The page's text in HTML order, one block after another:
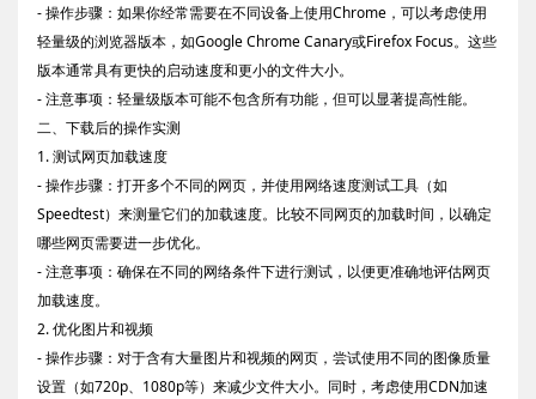
- 操作步骤：如果你经常需要在不同设备上使用Chrome，可以考虑使用
轻量级的浏览器版本，如Google Chrome Canary或Firefox Focus。这些
版本通常具有更快的启动速度和更小的文件大小。
- 注意事项：轻量级版本可能不包含所有功能，但可以显著提高性能。
二、下载后的操作实测
1. 测试网页加载速度
- 操作步骤：打开多个不同的网页，并使用网络速度测试工具（如
Speedtest）来测量它们的加载速度。比较不同网页的加载时间，以确定
哪些网页需要进一步优化。
- 注意事项：确保在不同的网络条件下进行测试，以便更准确地评估网页
加载速度。
2. 优化图片和视频
- 操作步骤：对于含有大量图片和视频的网页，尝试使用不同的图像质量
设置（如720p、1080p等）来减少文件大小。同时，考虑使用CDN加速